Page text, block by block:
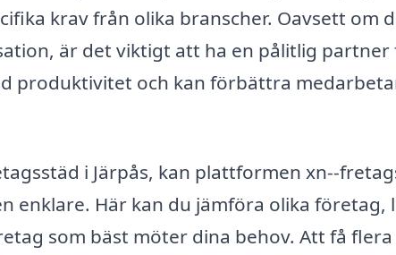
krav från olika branscher. Oavsett om
är det viktigt att ha en pålitlig partner
produktivitet och kan förbättra
i Järpås, kan plattformen xn--
enklare. Här kan du jämföra olika företag,
som bäst möter dina behov. Att få flera